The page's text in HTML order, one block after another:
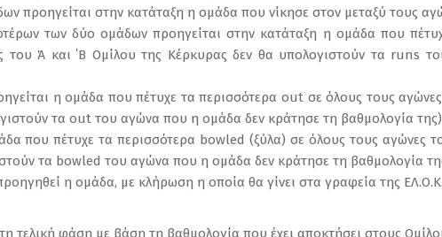
προηγείται στην κατάταξη η ομάδα που νίκησε στον μεταξύ τους
των δύο ομάδων προηγείται στην κατάταξη η ομάδα που
του Ά και ΄Β Ομίλου της Κέρκυρας δεν θα υπολογιστούν τα runs
η ομάδα που πέτυχε τα περισσότερα out σε όλους τους
τα out του αγώνα που η ομάδα δεν κράτησε τη βαθμολογία
που πέτυχε τα περισσότερα bowled (ξύλα) σε όλους τους αγώνες
τα bowled του αγώνα που η ομάδα δεν κράτησε τη βαθμολογία
η ομάδα, με κλήρωση η οποία θα γίνει στα γραφεία της ΕΛ.Ο.Κ.
τελική φάση με βάση τη βαθμολογία που έχει αποκτήσει στους